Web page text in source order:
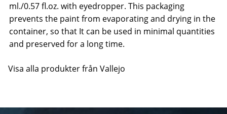
ml./0.57 fl.oz. with eyedropper. This packaging
prevents the paint from evaporating and drying in the
container, so that It can be used in minimal quantities
and preserved for a long time.
Visa alla produkter från Vallejo